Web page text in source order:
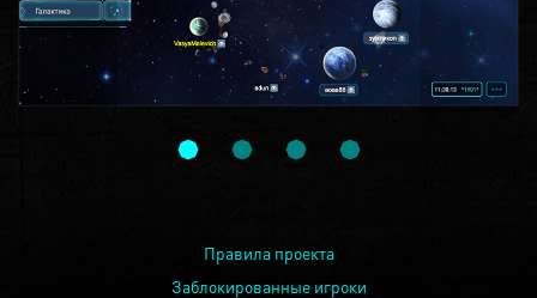
Правила проекта
Заблокированные игроки